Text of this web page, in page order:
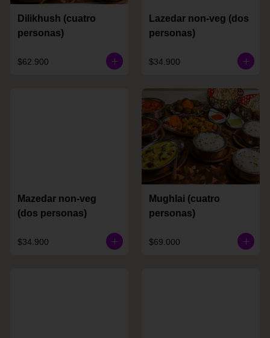
Dilikhush (cuatro
personas)
$62.900
Lazedar non-veg (dos
personas)
$34.900
Mazedar non-veg
(dos personas)
$34.900
Mughlai (cuatro
personas)
$69.000